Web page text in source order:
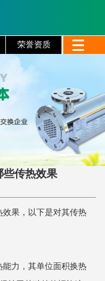
荣誉资质
些传热效果
果，以下是对其传热
力，其单位面积换热